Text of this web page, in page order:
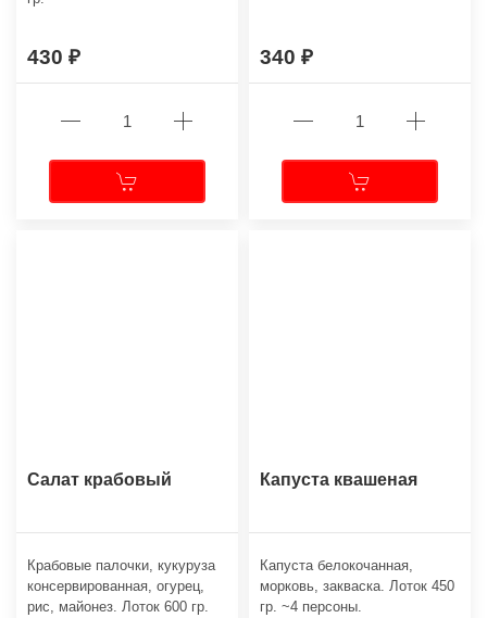
430 340
Салат крабовый
Крабовые палочки, кукуруза
консервированная, огурец,
рис, майонез. Лоток 600 гр.
Капуста квашеная
Капуста белокочанная,
морковь, закваска. Лоток 450
гр. ~4 персоны.